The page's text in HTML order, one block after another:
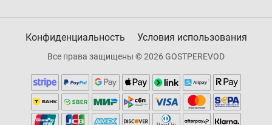
Конфиденциальность Условия использования
Все права защищены © 2026 GOSTPEREVOD